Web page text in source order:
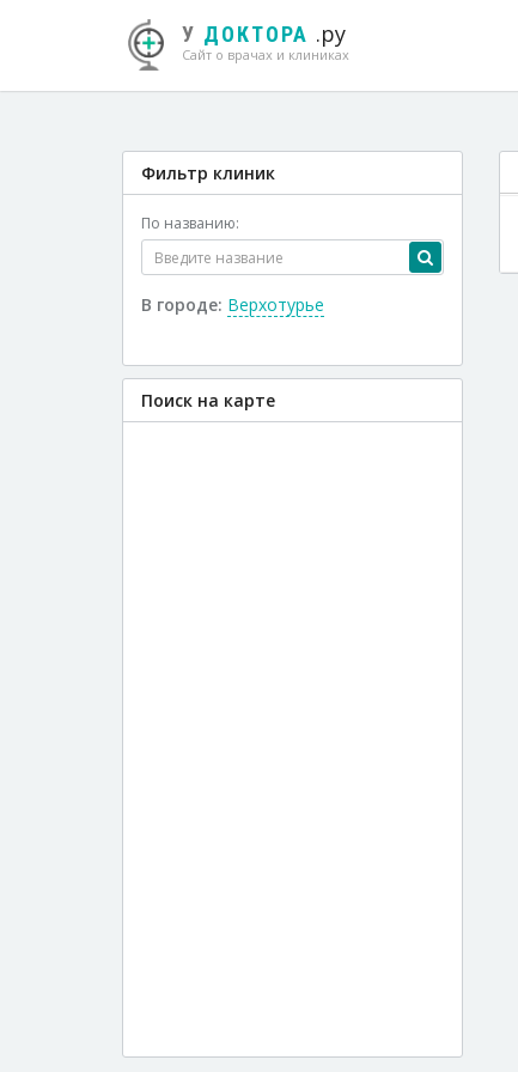
У ДОКТОРА .ру
Сайт о врачах и клиниках
Фильтр клиник
По названию:
В городе: Верхотурье
Поиск на карте